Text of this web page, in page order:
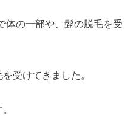
体の一部や、髭の脱毛を受
受けてきました。